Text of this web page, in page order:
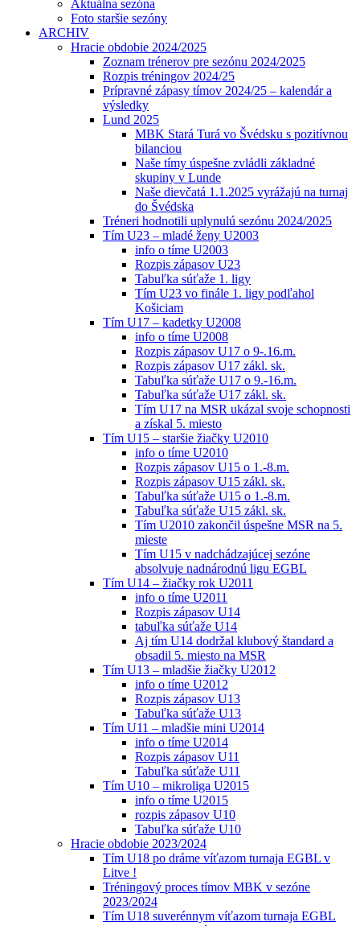
Aktuálna sezóna
Foto staršie sezóny
ARCHIV
Hracie obdobie 2024/2025
Zoznam trénerov pre sezónu 2024/2025
Rozpis tréningov 2024/25
Prípravné zápasy tímov 2024/25 – kalendár a
výsledky
Lund 2025
MBK Stará Turá vo Švédsku s pozitívnou
bilanciou
Naše tímy úspešne zvládli základné
skupiny v Lunde
Naše dievčatá 1.1.2025 vyrážajú na turnaj
do Švédska
Tréneri hodnotili uplynulú sezónu 2024/2025
Tím U23 – mladé ženy U2003
info o tíme U2003
Rozpis zápasov U23
Tabuľka súťaže 1. ligy
Tím U23 vo finále 1. ligy podľahol
Košiciam
Tím U17 – kadetky U2008
info o tíme U2008
Rozpis zápasov U17 o 9-.16.m.
Rozpis zápasov U17 zákl. sk.
Tabuľka súťaže U17 o 9.-16.m.
Tabuľka súťaže U17 zákl. sk.
Tím U17 na MSR ukázal svoje schopnosti
a získal 5. miesto
Tím U15 – staršie žiačky U2010
info o tíme U2010
Rozpis zápasov U15 o 1.-8.m.
Rozpis zápasov U15 zákl. sk.
Tabuľka súťaže U15 o 1.-8.m.
Tabuľka súťaže U15 zákl. sk.
Tím U2010 zakončil úspešne MSR na 5.
mieste
Tím U15 v nadchádzajúcej sezóne
absolvuje nadnárodnú ligu EGBL
Tím U14 – žiačky rok U2011
info o tíme U2011
Rozpis zápasov U14
tabuľka súťaže U14
Aj tím U14 dodržal klubový štandard a
obsadil 5. miesto na MSR
Tím U13 – mladšie žiačky U2012
info o tíme U2012
Rozpis zápasov U13
Tabuľka súťaže U13
Tím U11 – mladšie mini U2014
info o tíme U2014
Rozpis zápasov U11
Tabuľka súťaže U11
Tím U10 – mikroliga U2015
info o tíme U2015
rozpis zápasov U10
Tabuľka súťaže U10
Hracie obdobie 2023/2024
Tím U18 po dráme víťazom turnaja EGBL v
Litve !
Tréningový proces tímov MBK v sezóne
2023/2024
Tím U18 suverénnym víťazom turnaja EGBL